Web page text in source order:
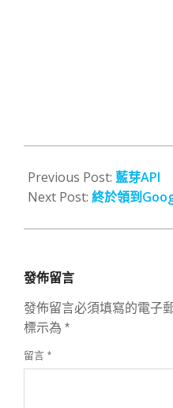
08-
18
Previous Post: 藍芽API
Next Post: 終於領到
發佈留言
發佈留言必須填寫的電子
標示為 *
留言 *